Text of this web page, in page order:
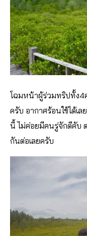
โฉมหน้าผู้ร่วมทริปทั้ง4
ครับ อากาศร้อนใช้ได้เ
นี้ ไม่ค่อยมีคนรู่จักดีคับ ต่
กันต่อเลยครับ